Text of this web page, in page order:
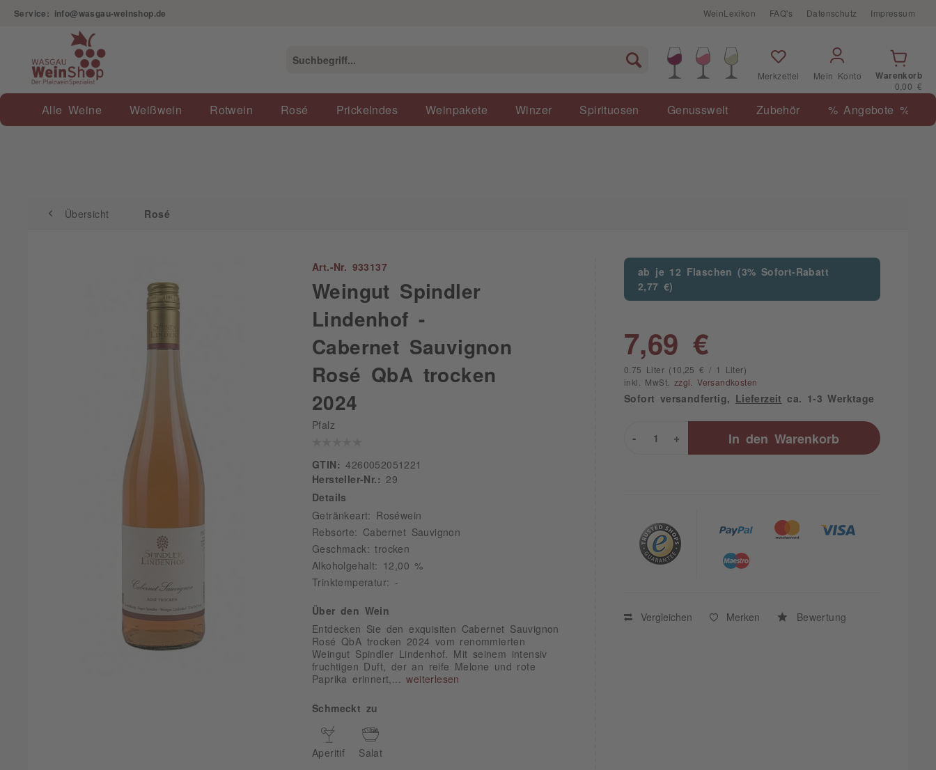
Service: info@wasgau-weinshop.de WeinLexikon FAQ's Datenschutz Impressum
Merkzettel Mein Konto
Warenkorb
0,00 €
Alle Weine Weißwein Rotwein Rosé Prickelndes Weinpakete Winzer Spirituosen Genusswelt Zubehör % Angebote %
Übersicht Rosé
Übersicht Rosé
Art.-Nr. 933137
Weingut Spindler
Lindenhof -
Cabernet Sauvignon
Rosé QbA trocken
2024
Pfalz
GTIN:
4260052051221
Hersteller-Nr.:
29
Details
Getränkeart: Roséwein
Rebsorte: Cabernet Sauvignon
Geschmack: trocken
Alkoholgehalt: 12,00 %
Trinktemperatur: -
Über den Wein
Entdecken Sie den exquisiten Cabernet Sauvignon
Rosé QbA trocken 2024 vom renommierten
Weingut Spindler Lindenhof. Mit seinem intensiv
fruchtigen Duft, der an reife Melone und rote
Paprika erinnert,...weiterlesen
Schmeckt zu
Aperitif Salat
ab je 12 Flaschen (3% Sofort-Rabatt
2,77 €)
7,69 €
0.75 Liter (10,25 € / 1 Liter)
inkl. MwSt. zzgl. Versandkosten
Sofort versandfertig, Lieferzeit ca. 1-3 Werktage
+
- In den Warenkorb
Vergleichen Merken Bewertung